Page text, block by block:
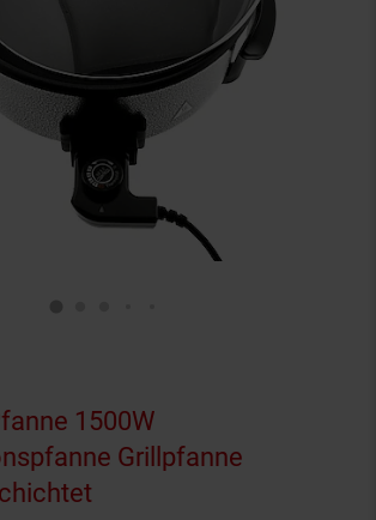
1500W
Grillpfanne